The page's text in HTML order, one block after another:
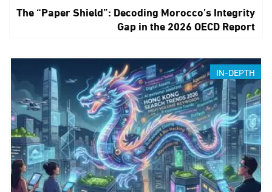
The “Paper Shield”: Decoding Morocco’s Integrity
Gap in the 2026 OECD Report
IN-DEPTH